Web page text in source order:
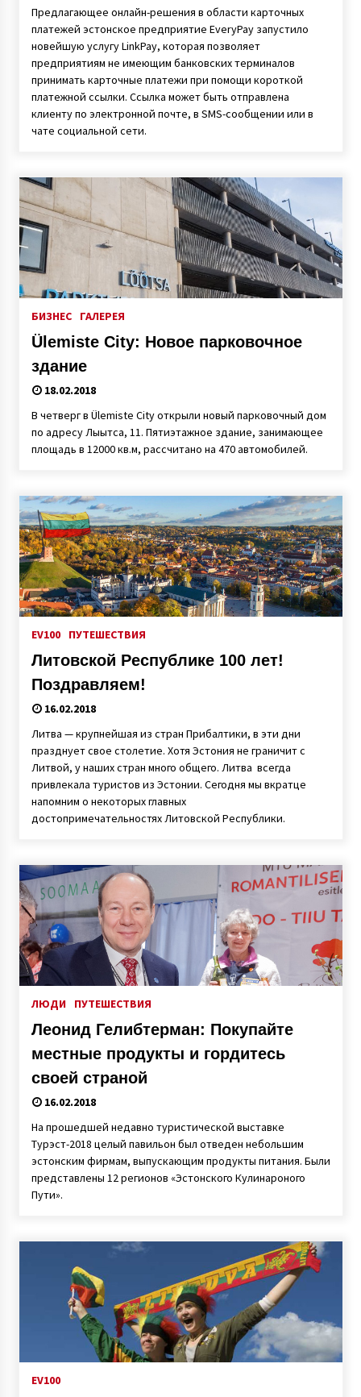
Предлагающее онлайн-решения в области карточных
платежей эстонское предприятие EveryPay запустило
новейшую услугу LinkPay, которая позволяет
предприятиям не имеющим банковских терминалов
принимать карточные платежи при помощи короткой
платежной ссылки. Ссылка может быть отправлена
клиенту по электронной почте, в SMS-сообщении или в
чате социальной сети.
БИЗНЕС ГАЛЕРЕЯ
Ülemiste City: Новое парковочное
здание
18.02.2018
В четверг в Ülemiste City открыли новый парковочный дом
по адресу Лыытса, 11. Пятиэтажное здание, занимающее
площадь в 12000 кв.м, рассчитано на 470 автомобилей.
EV100 ПУТЕШЕСТВИЯ
Литовской Республике 100 лет!
Поздравляем!
16.02.2018
Литва — крупнейшая из стран Прибалтики, в эти дни
празднует свое столетие. Хотя Эстония не граничит с
Литвой, у наших стран много общего. Литва всегда
привлекала туристов из Эстонии. Сегодня мы вкратце
напомним о некоторых главных
достопримечательностях Литовской Республики.
ЛЮДИ ПУТЕШЕСТВИЯ
Леонид Гелибтерман: Покупайте
местные продукты и гордитесь
своей страной
16.02.2018
На прошедшей недавно туристической выставке
Турэст-2018 целый павильон был отведен небольшим
эстонским фирмам, выпускающим продукты питания. Были
представлены 12 регионов «Эстонского Кулинароного
Пути».
EV100